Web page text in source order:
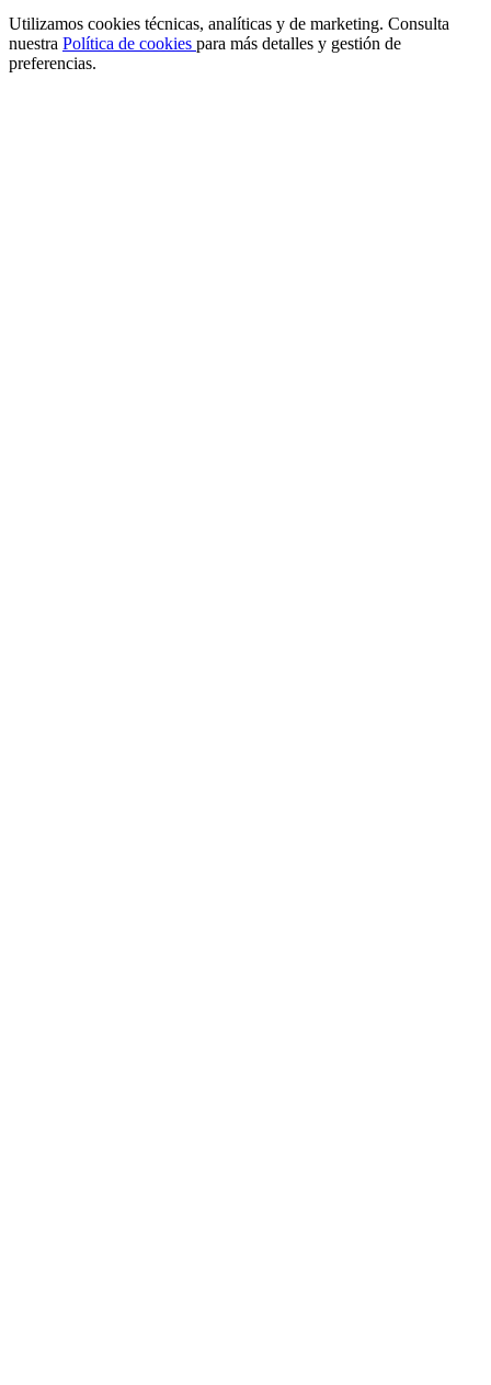
Utilizamos cookies técnicas, analíticas y de marketing. Consulta
nuestra Política de cookies para más detalles y gestión de
preferencias.